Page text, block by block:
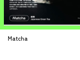
Matcha